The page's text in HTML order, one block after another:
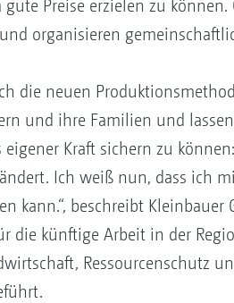
Preise erzielen zu
organisieren
die neuen
und ihre Familien und
Kraft sichern zu
Ich weiß nun, dass ich
kann.“, beschreibt
die künftige Arbeit in der
Ressourcenschutz